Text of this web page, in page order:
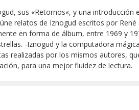
sus «Retornos«, y una
relatos de Iznogud escritos por
en forma de álbum, entre 1969 y
-Iznogud y la computadora
realizadas por los mismos autores,
para una mejor fluidez de lectura.